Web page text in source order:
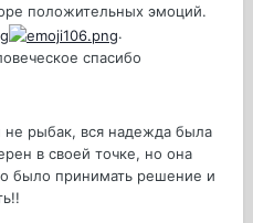
положительных эмоций.
.
спасибо
рыбак, вся надежда была
в своей точке, но она
было принимать решение и